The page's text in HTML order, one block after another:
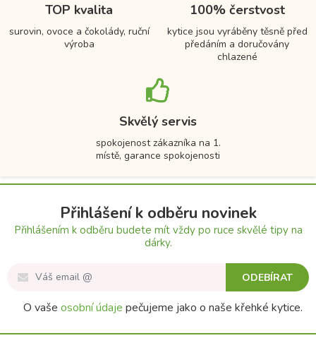
TOP kvalita
surovin, ovoce a čokolády, ruční
výroba
100% čerstvost
kytice jsou vyráběny těsně před
předáním a doručovány
chlazené
Skvělý servis
spokojenost zákazníka na 1.
místě, garance spokojenosti
Přihlášení k odběru novinek
Přihlášením k odběru budete mít vždy po ruce skvělé tipy na
dárky.
ODEBÍRAT
O vaše osobní údaje pečujeme jako o naše křehké kytice.